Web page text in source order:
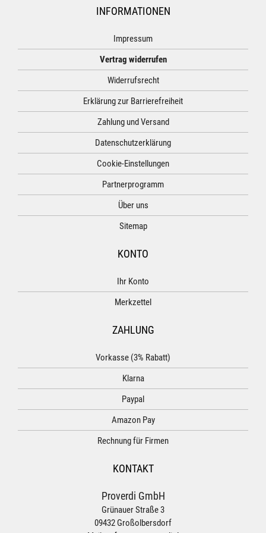
INFORMATIONEN
Impressum
Vertrag widerrufen
Widerrufsrecht
Erklärung zur Barrierefreiheit
Zahlung und Versand
Datenschutzerklärung
Cookie-Einstellungen
Partnerprogramm
Über uns
Sitemap
KONTO
Ihr Konto
Merkzettel
ZAHLUNG
Vorkasse (3% Rabatt)
Klarna
Paypal
Amazon Pay
Rechnung für Firmen
KONTAKT
Proverdi GmbH
Grünauer Straße 3
09432 Großolbersdorf